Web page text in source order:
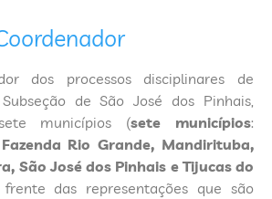
dos processos disciplinares de
de São José dos Pinhais,
municípios (sete municípios:
Rio Grande, Mandirituba,
São José dos Pinhais e Tijucas do
das representações que são